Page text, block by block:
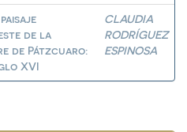
de la
de Pátzcuaro:
XVI
CLAUDIA
RODRÍGUEZ
ESPINOSA